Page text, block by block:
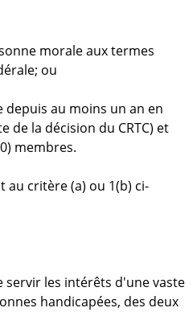
morale aux termes
ou
au moins un an en
de la décision du CRTC) et
membres.
au critère (a) ou 1(b) ci-
servir les intérêts d'une vaste
handicapées, des deux